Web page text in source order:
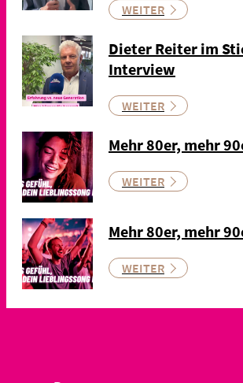
WEITER
Dieter Reiter im
Interview
WEITER
Mehr 80er, mehr
WEITER
Mehr 80er, mehr
WEITER